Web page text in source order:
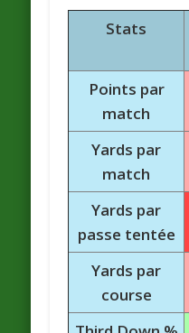
Stats
Points par
match
Yards par
match
Yards par
passe tentée
Yards par
course